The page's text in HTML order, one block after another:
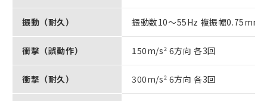
振動（耐久） 振動数10～55Hz 複振幅0.75mm
衝撃（誤動作） 150m/s2 6方向 各3回
衝撃（耐久） 300m/s2 6方向 各3回